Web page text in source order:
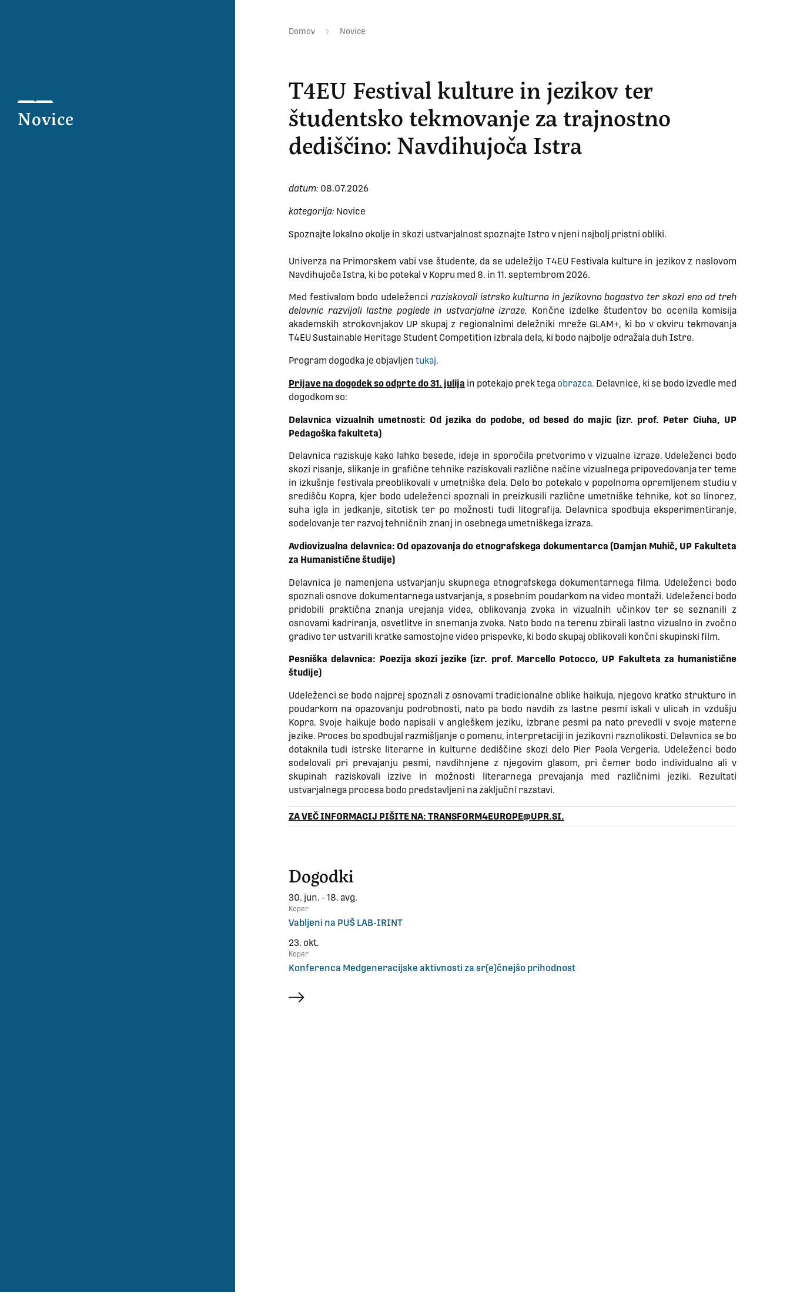
Novice
Domov Novice
T4EU Festival kulture in jezikov ter
študentsko tekmovanje za trajnostno
dediščino: Navdihujoča Istra
datum: 08.07.2026
kategorija: Novice
Spoznajte lokalno okolje in skozi ustvarjalnost spoznajte Istro v njeni najbolj pristni obliki.
Univerza na Primorskem vabi vse študente, da se udeležijo T4EU Festivala kulture in jezikov z naslovom
Navdihujoča Istra, ki bo potekal v Kopru med 8. in 11. septembrom 2026.
Med festivalom bodo udeleženci raziskovali istrsko kulturno in jezikovno bogastvo ter skozi eno od treh
delavnic razvijali lastne poglede in ustvarjalne izraze. Končne izdelke študentov bo ocenila komisija
akademskih strokovnjakov UP skupaj z regionalnimi deležniki mreže GLAM+, ki bo v okviru tekmovanja
T4EU Sustainable Heritage Student Competition izbrala dela, ki bodo najbolje odražala duh Istre.
Program dogodka je objavljen tukaj.
Prijave na dogodek so odprte do 31. julija in potekajo prek tega obrazca. Delavnice, ki se bodo izvedle med
dogodkom so:
Delavnica vizualnih umetnosti: Od jezika do podobe, od besed do majic (izr. prof. Peter Ciuha, UP
Pedagoška fakulteta)
Delavnica raziskuje kako lahko besede, ideje in sporočila pretvorimo v vizualne izraze. Udeleženci bodo
skozi risanje, slikanje in grafične tehnike raziskovali različne načine vizualnega pripovedovanja ter teme
in izkušnje festivala preoblikovali v umetniška dela. Delo bo potekalo v popolnoma opremljenem studiu v
središču Kopra, kjer bodo udeleženci spoznali in preizkusili različne umetniške tehnike, kot so linorez,
suha igla in jedkanje, sitotisk ter po možnosti tudi litografija. Delavnica spodbuja eksperimentiranje,
sodelovanje ter razvoj tehničnih znanj in osebnega umetniškega izraza.
Avdiovizualna delavnica: Od opazovanja do etnografskega dokumentarca (Damjan Muhič, UP Fakulteta
za Humanistične študije)
Delavnica je namenjena ustvarjanju skupnega etnografskega dokumentarnega filma. Udeleženci bodo
spoznali osnove dokumentarnega ustvarjanja, s posebnim poudarkom na video montaži. Udeleženci bodo
pridobili praktična znanja urejanja videa, oblikovanja zvoka in vizualnih učinkov ter se seznanili z
osnovami kadriranja, osvetlitve in snemanja zvoka. Nato bodo na terenu zbirali lastno vizualno in zvočno
gradivo ter ustvarili kratke samostojne video prispevke, ki bodo skupaj oblikovali končni skupinski film.
Pesniška delavnica: Poezija skozi jezike (izr. prof. Marcello Potocco, UP Fakulteta za humanistične
študije)
Udeleženci se bodo najprej spoznali z osnovami tradicionalne oblike haikuja, njegovo kratko strukturo in
poudarkom na opazovanju podrobnosti, nato pa bodo navdih za lastne pesmi iskali v ulicah in vzdušju
Kopra. Svoje haikuje bodo napisali v angleškem jeziku, izbrane pesmi pa nato prevedli v svoje materne
jezike. Proces bo spodbujal razmišljanje o pomenu, interpretaciji in jezikovni raznolikosti. Delavnica se bo
dotaknila tudi istrske literarne in kulturne dediščine skozi delo Pier Paola Vergeria. Udeleženci bodo
sodelovali pri prevajanju pesmi, navdihnjene z njegovim glasom, pri čemer bodo individualno ali v
skupinah raziskovali izzive in možnosti literarnega prevajanja med različnimi jeziki. Rezultati
ustvarjalnega procesa bodo predstavljeni na zaključni razstavi.
ZA VEČ INFORMACIJ PIŠITE NA: TRANSFORM4EUROPE@UPR.SI.
Dogodki
30. jun. - 18. avg.
Koper
Vabljeni na PUŠ LAB-IRINT
23. okt.
Koper
Konferenca Medgeneracijske aktivnosti za sr(e)čnejšo prihodnost
več